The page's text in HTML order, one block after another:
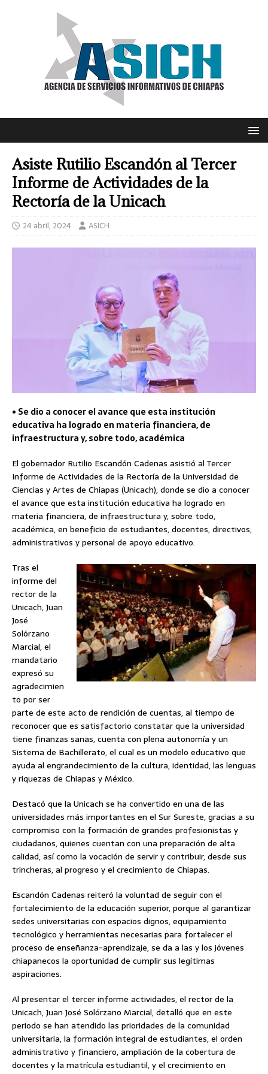
Asiste Rutilio Escandón al Tercer
Informe de Actividades de la
Rectoría de la Unicach
24 abril, 2024 ASICH
• Se dio a conocer el avance que esta institución
educativa ha logrado en materia financiera, de
infraestructura y, sobre todo, académica
El gobernador Rutilio Escandón Cadenas asistió al Tercer
Informe de Actividades de la Rectoría de la Universidad de
Ciencias y Artes de Chiapas (Unicach), donde se dio a conocer
el avance que esta institución educativa ha logrado en
materia financiera, de infraestructura y, sobre todo,
académica, en beneficio de estudiantes, docentes, directivos,
administrativos y personal de apoyo educativo.
Tras el
informe del
rector de la
Unicach, Juan
José
Solórzano
Marcial, el
mandatario
expresó su
agradecimien
to por ser
parte de este acto de rendición de cuentas, al tiempo de
reconocer que es satisfactorio constatar que la universidad
tiene finanzas sanas, cuenta con plena autonomía y un
Sistema de Bachillerato, el cual es un modelo educativo que
ayuda al engrandecimiento de la cultura, identidad, las lenguas
y riquezas de Chiapas y México.
Destacó que la Unicach se ha convertido en una de las
universidades más importantes en el Sur Sureste, gracias a su
compromiso con la formación de grandes profesionistas y
ciudadanos, quienes cuentan con una preparación de alta
calidad, así como la vocación de servir y contribuir, desde sus
trincheras, al progreso y el crecimiento de Chiapas.
Escandón Cadenas reiteró la voluntad de seguir con el
fortalecimiento de la educación superior, porque al garantizar
sedes universitarias con espacios dignos, equipamiento
tecnológico y herramientas necesarias para fortalecer el
proceso de enseñanza-aprendizaje, se da a las y los jóvenes
chiapanecos la oportunidad de cumplir sus legítimas
aspiraciones.
Al presentar el tercer informe actividades, el rector de la
Unicach, Juan José Solórzano Marcial, detalló que en este
periodo se han atendido las prioridades de la comunidad
universitaria, la formación integral de estudiantes, el orden
administrativo y financiero, ampliación de la cobertura de
docentes y la matrícula estudiantil, y el crecimiento en